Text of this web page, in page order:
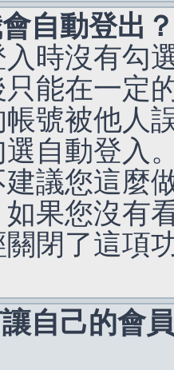
自動登出？
入時沒有勾
只能在一定
號被他人
自動登入
議您這麼
果您沒有
閉了這項
自己的會